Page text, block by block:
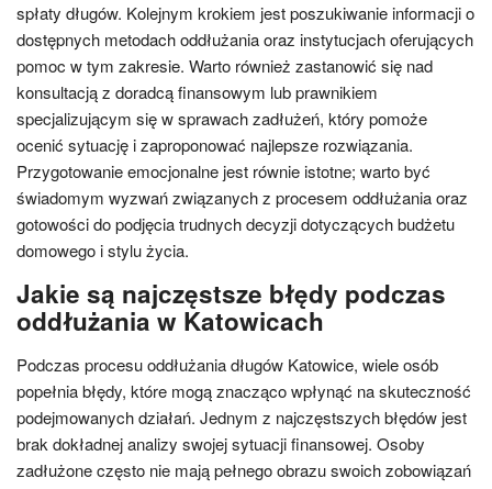
spłaty długów. Kolejnym krokiem jest poszukiwanie informacji o
dostępnych metodach oddłużania oraz instytucjach oferujących
pomoc w tym zakresie. Warto również zastanowić się nad
konsultacją z doradcą finansowym lub prawnikiem
specjalizującym się w sprawach zadłużeń, który pomoże
ocenić sytuację i zaproponować najlepsze rozwiązania.
Przygotowanie emocjonalne jest równie istotne; warto być
świadomym wyzwań związanych z procesem oddłużania oraz
gotowości do podjęcia trudnych decyzji dotyczących budżetu
domowego i stylu życia.
Jakie są najczęstsze błędy podczas
oddłużania w Katowicach
Podczas procesu oddłużania długów Katowice, wiele osób
popełnia błędy, które mogą znacząco wpłynąć na skuteczność
podejmowanych działań. Jednym z najczęstszych błędów jest
brak dokładnej analizy swojej sytuacji finansowej. Osoby
zadłużone często nie mają pełnego obrazu swoich zobowiązań